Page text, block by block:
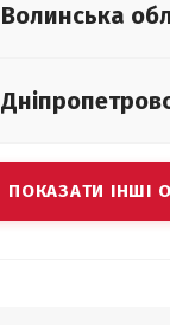
Волинська
ПОКАЗАТИ ІНШІ